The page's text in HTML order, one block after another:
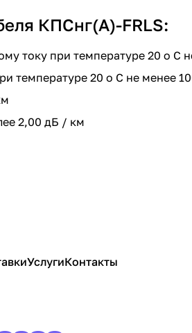
КПСнг(A)-FRLS:
току при температуре 20 о C
температуре 20 о C не менее
2,00 дБ / км
УслугиКонтакты